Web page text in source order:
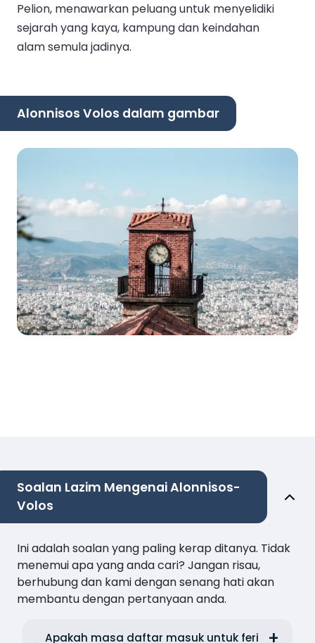
Pelion, menawarkan peluang untuk menyelidiki
sejarah yang kaya, kampung dan keindahan
alam semula jadinya.
Alonnisos Volos dalam gambar
Soalan Lazim Mengenai Alonnisos-
Volos
Ini adalah soalan yang paling kerap ditanya. Tidak
menemui apa yang anda cari? Jangan risau,
berhubung dan kami dengan senang hati akan
membantu dengan pertanyaan anda.
Apakah masa daftar masuk untuk feri